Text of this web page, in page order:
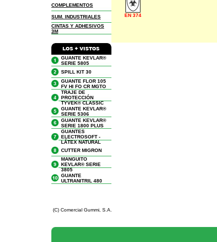
COMPLEMENTOS
SUM. INDUSTRIALES
CINTAS Y ADHESIVOS
3M
GUANTE KEVLAR®
SERIE 5805
SPILL KIT 30
GUANTE FLOR 105
FV HI FO CR MGTO
TRAJE DE
PROTECCIÓN
TYVEK® CLASSIC
GUANTE KEVLAR®
SERIE 5306
GUANTE KEVLAR®
SERIE 1800 PLUS
GUANTES
ELECTROSOFT -
LÁTEX NATURAL
CUTTER MIGRON
MANGUITO
KEVLAR® SERIE
3805
GUANTE
ULTRANITRIL 480
EN 374
(C) Comercial Gummi, S.A.